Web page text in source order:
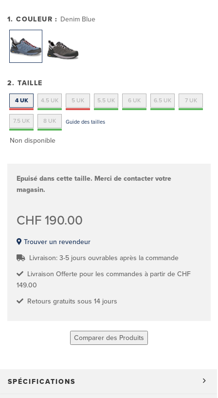
1. COULEUR : Denim Blue
2. TAILLE
4 UK 4.5 UK 5 UK 5.5 UK 6 UK 6.5 UK 7 UK
7.5 UK 8 UK Guide des tailles
Non disponible
Epuisé dans cette taille. Merci de contacter votre
magasin.
CHF 190.00
Trouver un revendeur
Livraison: 3-5 jours ouvrables après la commande
Livraison Offerte pour les commandes à partir de CHF
149.00
Retours gratuits sous 14 jours
Comparer des Produits
SPÉCIFICATIONS